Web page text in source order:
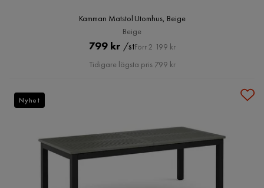
Kamman Matstol Utomhus, Beige
Beige
Pris
799 kr /stOriginal
Pris
Förr 2 199 kr
Tidigare lägsta pris 799 kr
Nyhet